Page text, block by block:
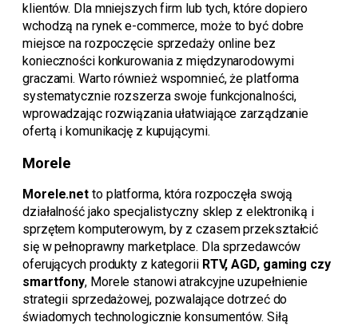
klientów. Dla mniejszych firm lub tych, które dopiero
wchodzą na rynek e-commerce, może to być dobre
miejsce na rozpoczęcie sprzedaży online bez
konieczności konkurowania z międzynarodowymi
graczami. Warto również wspomnieć, że platforma
systematycznie rozszerza swoje funkcjonalności,
wprowadzając rozwiązania ułatwiające zarządzanie
ofertą i komunikację z kupującymi.
Morele
Morele.net to platforma, która rozpoczęła swoją
działalność jako specjalistyczny sklep z elektroniką i
sprzętem komputerowym, by z czasem przekształcić
się w pełnoprawny marketplace. Dla sprzedawców
oferujących produkty z kategorii RTV, AGD, gaming czy
smartfony, Morele stanowi atrakcyjne uzupełnienie
strategii sprzedażowej, pozwalające dotrzeć do
świadomych technologicznie konsumentów. Siłą